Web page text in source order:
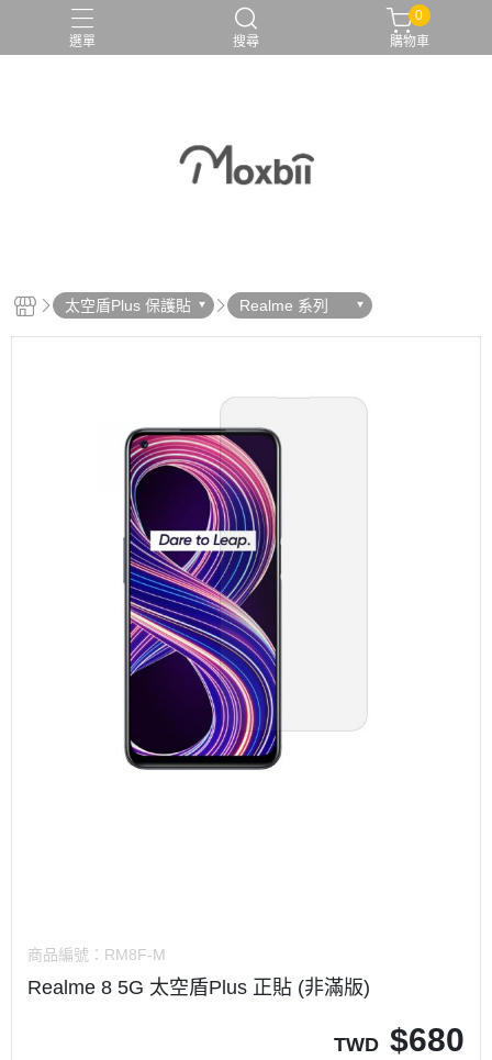
選單 搜尋
0
購物車
太空盾Plus 保護貼 Realme 系列
商品編號： RM8F-M
Realme 8 5G 太空盾Plus 正貼 (非滿版)
TWD $680